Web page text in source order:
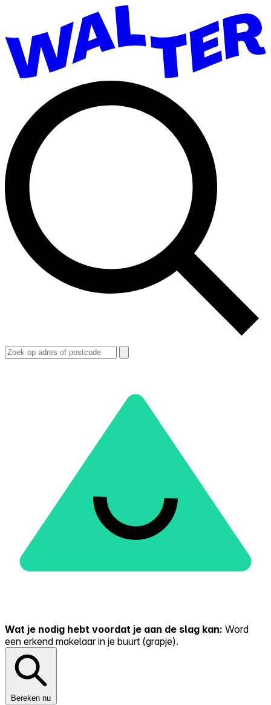
Wat je nodig hebt voordat je aan de slag kan: Word
een erkend makelaar in je buurt (grapje).
Bereken nu